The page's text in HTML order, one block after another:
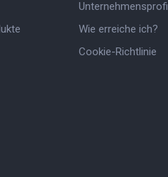
Unternehmensprofil
Wie erreiche ich?
Cookie-Richtlinie